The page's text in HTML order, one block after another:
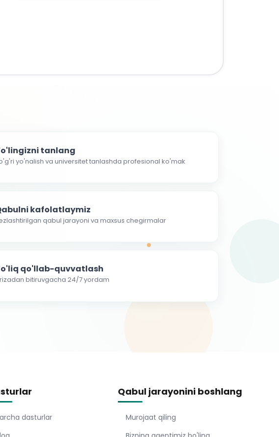
tanlang
yo'nalish va universitet tanlashda profesional ko'mak
kafolatlaymiz
qabul jarayoni va maxsus chegirmalar
qo'llab-quvvatlash
bitiruvgacha 24/7 yordam
dasturlar
Qabul jarayonini boshlang
Murojaat qiling